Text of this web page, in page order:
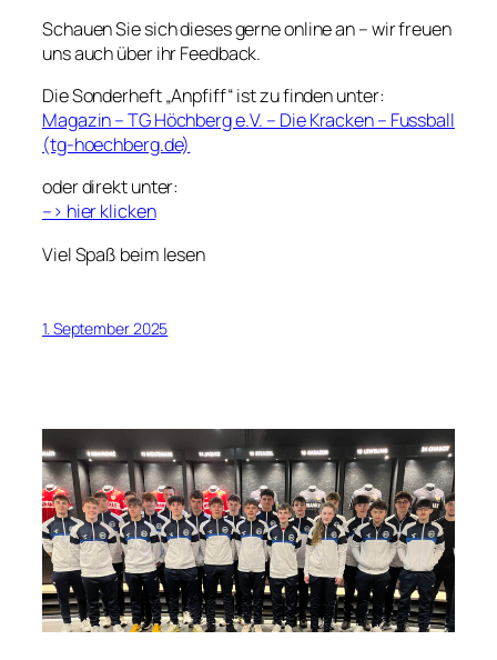
Schauen Sie sich dieses gerne online an – wir freuen
uns auch über ihr Feedback.
Die Sonderheft „Anpfiff“ ist zu finden unter:
Magazin – TG Höchberg e.V. – Die Kracken – Fussball
(tg-hoechberg.de)
oder direkt unter:
–> hier klicken
Viel Spaß beim lesen
1. September 2025